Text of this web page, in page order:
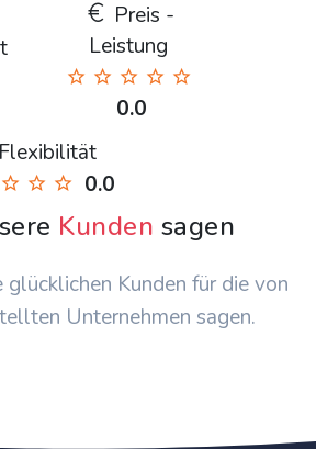
Preis -
Leistung
0.0
Flexibilität
0.0
Kunden sagen
glücklichen Kunden für die von
Unternehmen sagen.